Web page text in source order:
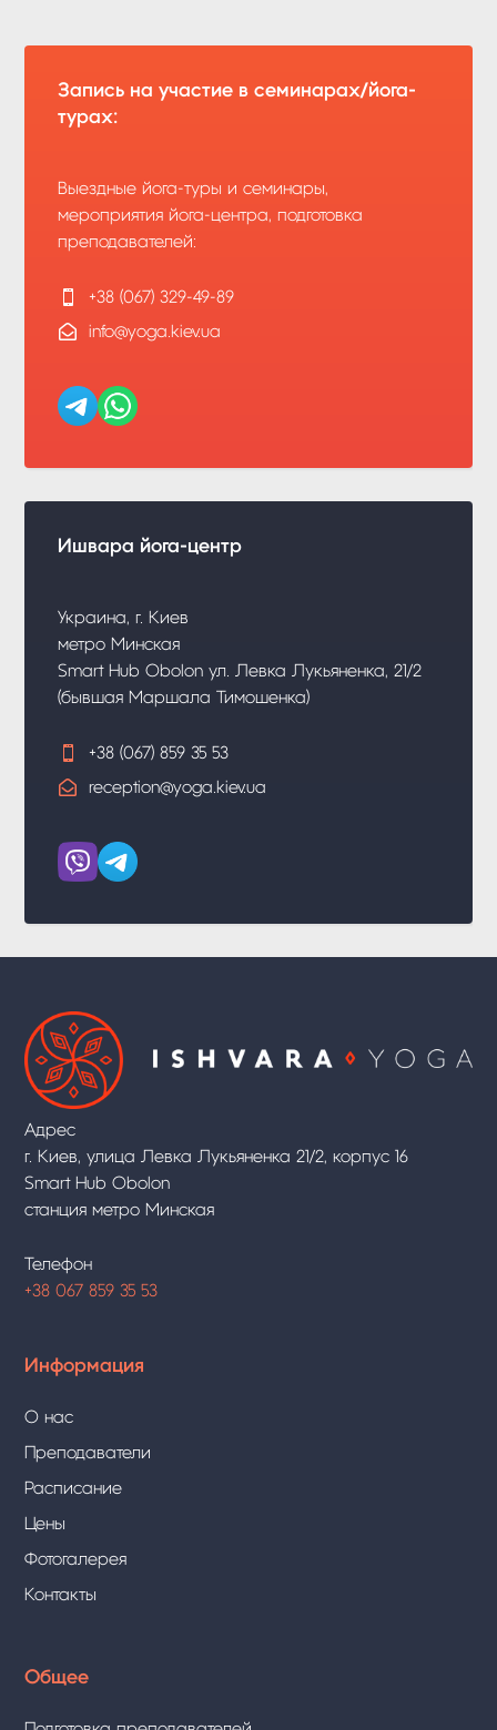
Запись на участие в семинарах/йога-
турах:
Выездные йога-туры и семинары,
мероприятия йога-центра, подготовка
преподавателей:
 +38 (067) 329-49-89
 info@yoga.kiev.ua
Ишвара йога-центр
Украина, г. Киев
метро Минская
Smart Hub Obolon ул. Левка Лукьяненка, 21/2
(бывшая Маршала Тимошенка)
 +38 (067) 859 35 53
 reception@yoga.kiev.ua
Адрес
г. Киев, улица Левка Лукьяненка 21/2, корпус 16
Smart Hub Obolon
станция метро Минская
Телефон
+38 067 859 35 53
Информация
О нас
Преподаватели
Расписание
Цены
Фотогалерея
Контакты
Общее